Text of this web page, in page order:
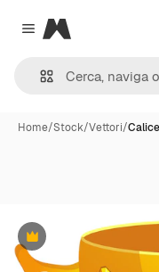
Close menu
Magnific
Home/Stock/Vettori/
Premium